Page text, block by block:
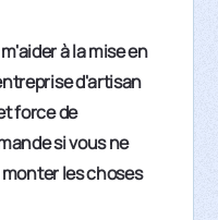
à la mise en
d'artisan
force de
si vous ne
les choses